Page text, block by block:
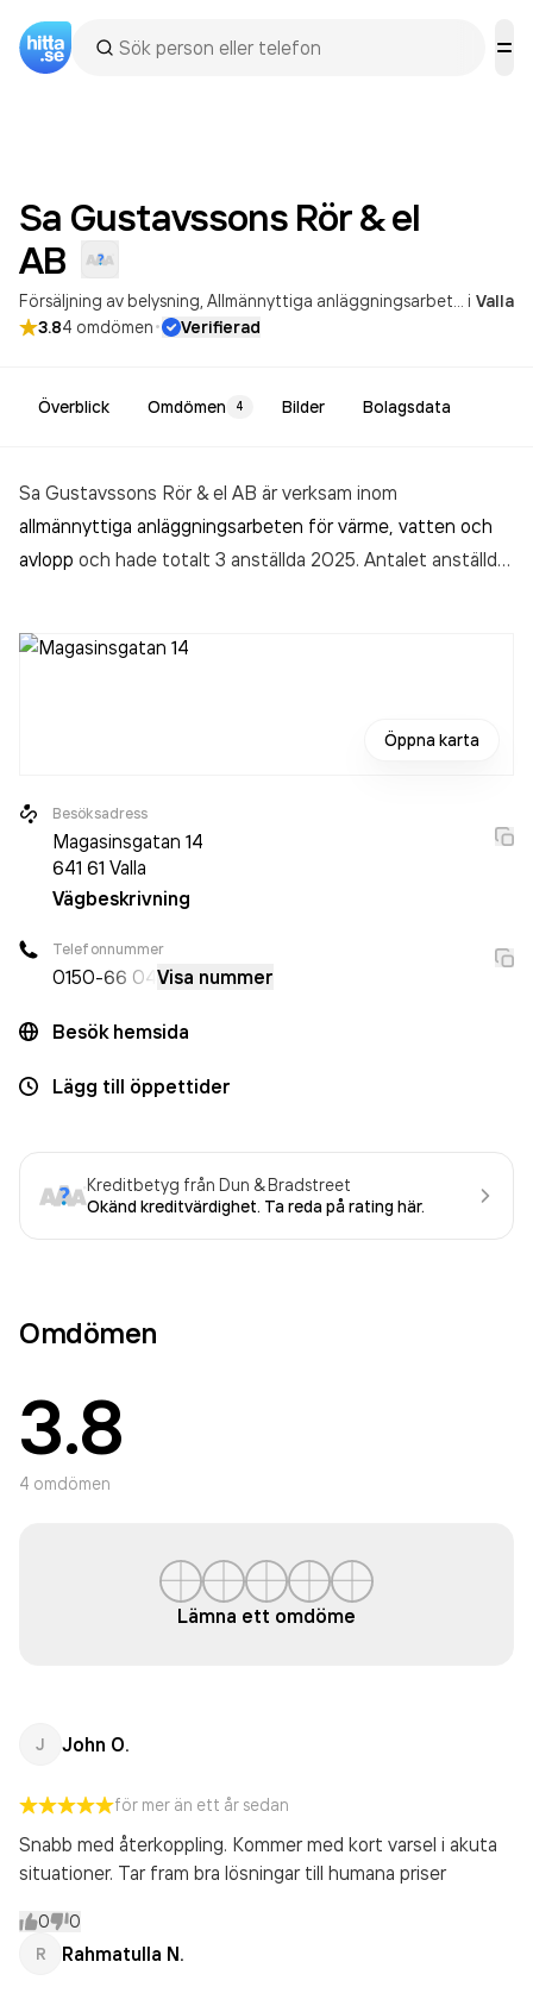
Sa Gustavssons Rör & el
AB
Försäljning av belysning Allmännyttiga anläggningsarbeten för värme, vatten och avlopp i Valla
3.84 omdömen· Verifierad
Överblick Omdömen 4 Bilder Bolagsdata
Sa Gustavssons Rör & el AB är verksam inom
allmännyttiga anläggningsarbeten för värme, vatten och
avlopp och hade totalt 3 anställda 2025. Antalet anställda
aktivt sedan 2000. Sa Gustavssons Rör & el AB
Öppna karta
Besöksadress
Magasinsgatan 14
641 61 Valla
Vägbeskrivning
Telefonnummer
0150-66 04 Visa nummer
Besök hemsida
Lägg till öppettider
Kreditbetyg från Dun & Bradstreet
Okänd kreditvärdighet. Ta reda på rating här.
Omdömen
3.8
4 omdömen
Lämna ett omdöme
J John O.
för mer än ett år sedan
Snabb med återkoppling. Kommer med kort varsel i akuta
situationer. Tar fram bra lösningar till humana priser
0 0
R Rahmatulla N.